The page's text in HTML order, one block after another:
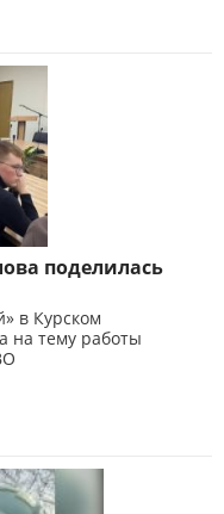
поделилась
в Курском
на тему работы